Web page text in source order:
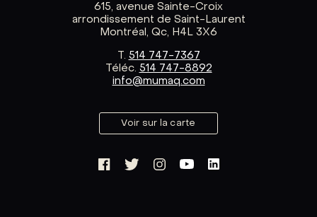
615, avenue Sainte-Croix
arrondissement de Saint-Laurent
Montréal, Qc, H4L 3X6
T. 514 747-7367
Téléc. 514 747-8892
info@mumaq.com
Voir sur la carte